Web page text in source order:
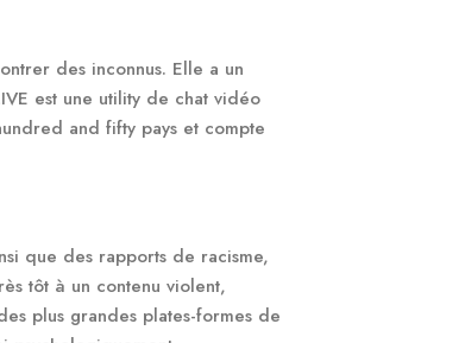
des inconnus. Elle a un
est une utility de chat vidéo
and fifty pays et compte
que des rapports de racisme,
tôt à un contenu violent,
plus grandes plates-formes de